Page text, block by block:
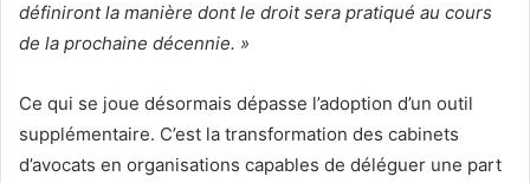
définiront la manière dont le droit sera pratiqué au cours
de la prochaine décennie. »
Ce qui se joue désormais dépasse l’adoption d’un outil
supplémentaire. C’est la transformation des cabinets
d’avocats en organisations capables de déléguer une part